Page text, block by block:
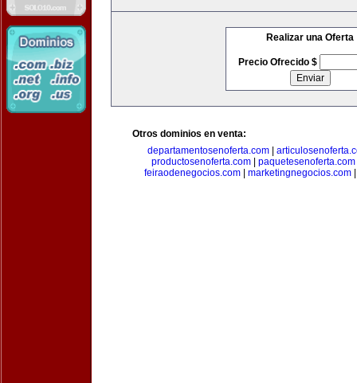
Realizar una Oferta
Precio Ofrecido $
Otros dominios en venta:
departamentosenoferta.com
productosenoferta.com| paquetesenoferta.com
feiraodenegocios.com
marketingnegocios.com